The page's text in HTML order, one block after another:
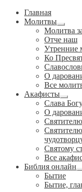
Главная
Молитвы
меню
Молитва
Отче наш
Утренние
Ко
О
Вcе
Акафисты
меню
Слава
О
Святому
Все
Библия онлайн
Бытие
Бытие,